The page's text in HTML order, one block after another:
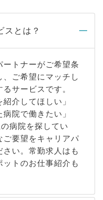
スとは？
トナーがご希望条
ご希望にマッチし
サービスです。
介してほしい」
院で働きたい」
病院を探してい
ご要望をキャリアパ
い。常勤求人はも
トのお仕事紹介も